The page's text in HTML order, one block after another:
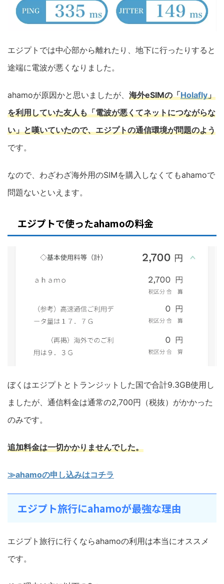
エジプトでは中心部から離れたり、地下に行ったりすると
途端に電波が悪くなりました。
ahamoが原因かと思いましたが、 海外eSIMの「Holafly」
を利用していた友人も「電波が悪くてネットにつながらな
い」と嘆いていたので、エジプトの通信環境が問題のよう
です。
なので、わざわざ海外用のSIMを購入しなくてもahamoで
問題ないといえます。
エジプトで使ったahamoの料金
ぼくはエジプトとトランジットした国で合計9.3GB使用し
ましたが、通信料金は通常の2,700円（税抜）がかかった
のみです。
追加料金は一切かかりませんでした。
≫ahamoの申し込みはコチラ
エジプト旅行にahamoが最強な理由
エジプト旅行に行くならahamoの利用は本当にオススメ
です。